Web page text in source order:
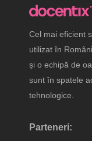
Cel mai eficient
utilizat în
și o echipă de
sunt în spatele
tehnologice.
Parteneri: